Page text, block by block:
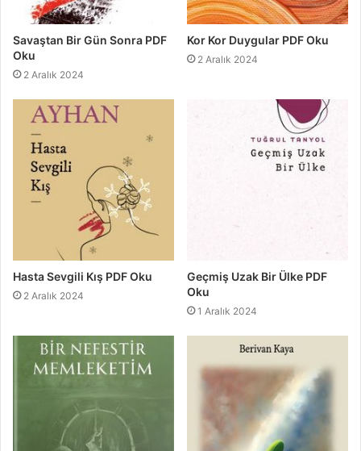
Savaştan Bir Gün Sonra PDF
Oku
2 Aralık 2024
Kor Kor Duygular PDF Oku
2 Aralık 2024
Hasta Sevgili Kış PDF Oku
2 Aralık 2024
Geçmiş Uzak Bir Ülke PDF
Oku
1 Aralık 2024